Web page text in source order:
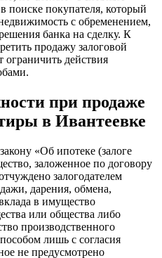
поиске покупателя, который
с обременением,
банка на сделку. К
продажу залоговой
действия
при продаже
в Ивантеевке
«Об ипотеке (залоге
заложенное по договору
залогодателем
дарения, обмена,
в имущество
или общества либо
производственного
лишь с согласия
не предусмотрено